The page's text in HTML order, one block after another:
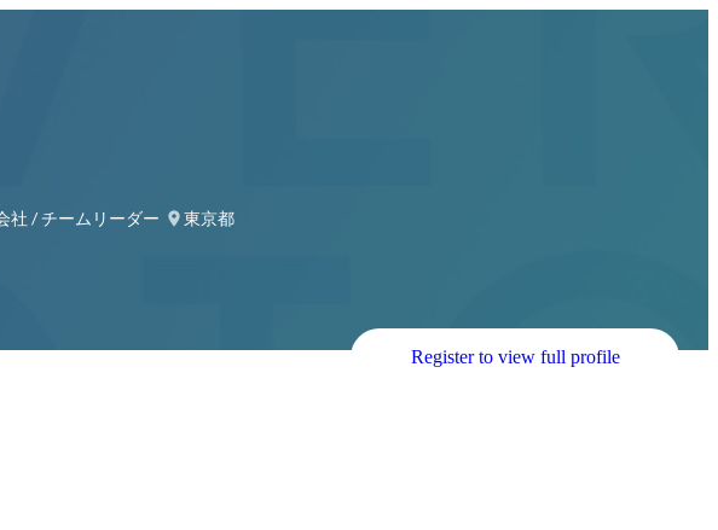
社 / チームリーダー
東京都
Register to view full profile